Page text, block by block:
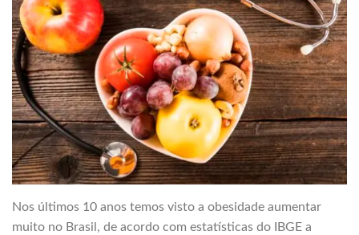
Nos últimos 10 anos temos visto a obesidade aumentar
muito no Brasil, de acordo com estatísticas do IBGE a